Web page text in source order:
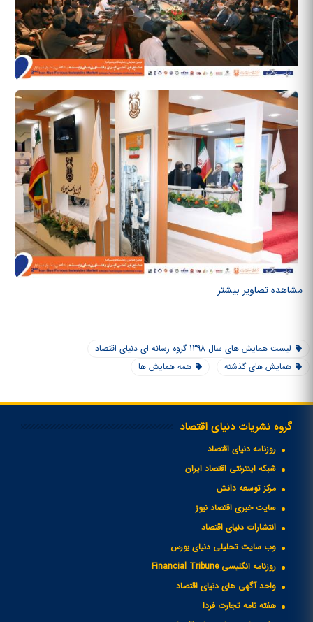
مشاهده تصاویر بیشتر
لیست همایش های سال 1398 گروه رسانه ای دنیای اقتصاد
همایش های گذشته
همه همایش ها
گروه نشریات دنیای اقتصاد
روزنامه دنیای اقتصاد
شبکه اینترنتی اقتصاد ایران
مرکز توسعه دانش
سایت خبری اقتصاد نیوز
انتشارات دنیای اقتصاد
وب سایت تحلیلی دنیای بورس
روزنامه انگلیسی Financial Tribune
واحد آگهی های دنیای اقتصاد
هفته نامه تجارت فردا